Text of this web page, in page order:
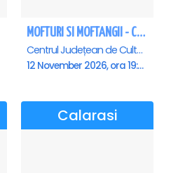
MOFTURI SI MOFTANGII - Calarasi
Centrul Județean de Cultură și Creație Călărași - Sala , Calarasi
12 November 2026, ora 19:00
Calarasi